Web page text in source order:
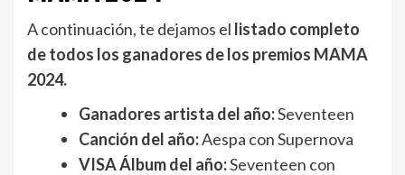
A continuación, te dejamos el listado completo
de todos los ganadores de los premios MAMA
2024.
Ganadores artista del año:Seventeen
Canción del año:Aespa con Supernova
VISA Álbum del año:Seventeen con